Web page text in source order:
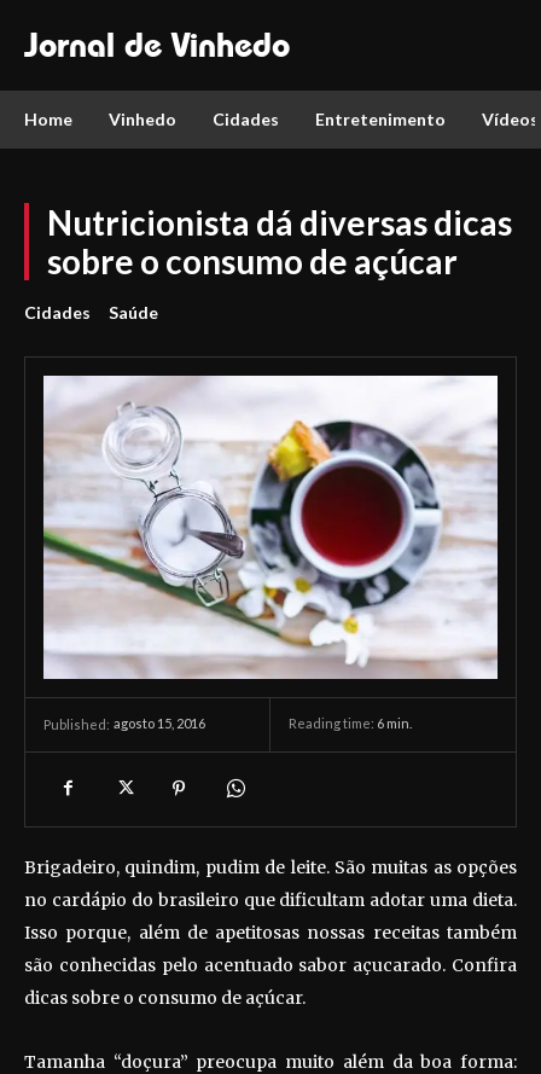
Jornal de Vinhedo
Home Vinhedo Cidades Entretenimento Vídeos
Nutricionista dá diversas dicas
sobre o consumo de açúcar
Cidades Saúde
Published: agosto 15, 2016 Reading time: 6 min.
Brigadeiro, quindim, pudim de leite. São muitas as opções
no cardápio do brasileiro que dificultam adotar uma dieta.
Isso porque, além de apetitosas nossas receitas também
são conhecidas pelo acentuado sabor açucarado. Confira
dicas sobre o consumo de açúcar.
Tamanha “doçura” preocupa muito além da boa forma: